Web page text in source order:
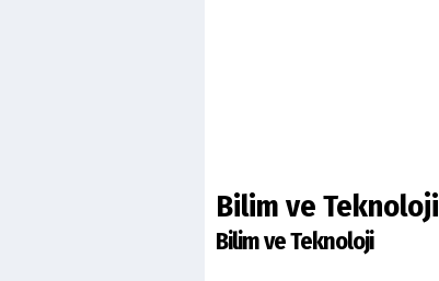
Bilim ve Teknoloji
Bilim ve Teknoloji